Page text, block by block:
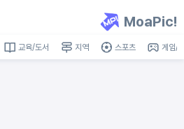
MoaPic!
교육/도서 지역 스포츠 게임/